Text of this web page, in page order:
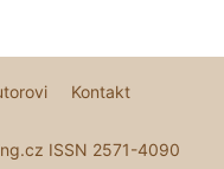
Kontakt
ISSN 2571-4090